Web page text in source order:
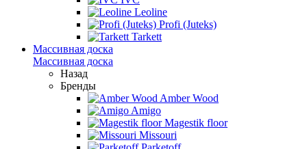
Leoline
Profi (Juteks)
Tarkett
Массивная доска
Массивная доска
Назад
Бренды
Amber Wood
Amigo
Magestik floor
Missouri